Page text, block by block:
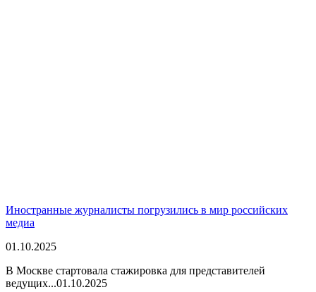
Иностранные журналисты погрузились в мир российских
медиа
01.10.2025
В Москве стартовала стажировка для представителей
ведущих...01.10.2025